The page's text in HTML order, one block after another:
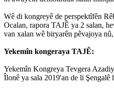
Wê di kongreyê de perspektîfên
Ocalan, rapora TAJÊ ya 2 salan,
van xalan wê biryarên pêvajoya
Yekemîn kongeraya TAJÊ:
Yekemîn Kongreya Tevgera
Îlonê ya sala 2019'an de li Şengalê